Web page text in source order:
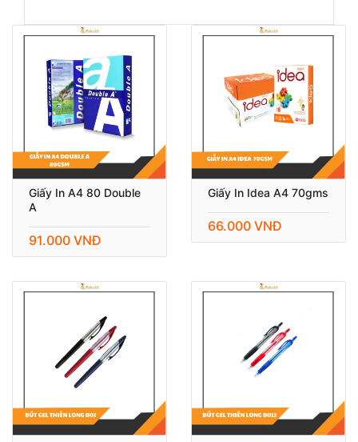
Giấy In A4 80 Double
A
91.000 VNĐ
Giấy In Idea A4 70gms
66.000 VNĐ